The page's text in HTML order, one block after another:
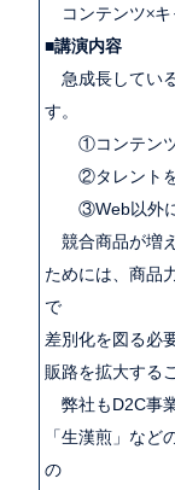
コンテンツ×キ
■講演内容
急成長してい
す。
①コンテンツ
②タレントを
③Web以外に
競合商品が増
ためには、商品
で
差別化を図る必
販路を拡大する
弊社もD2C事
「生漢煎」など
の